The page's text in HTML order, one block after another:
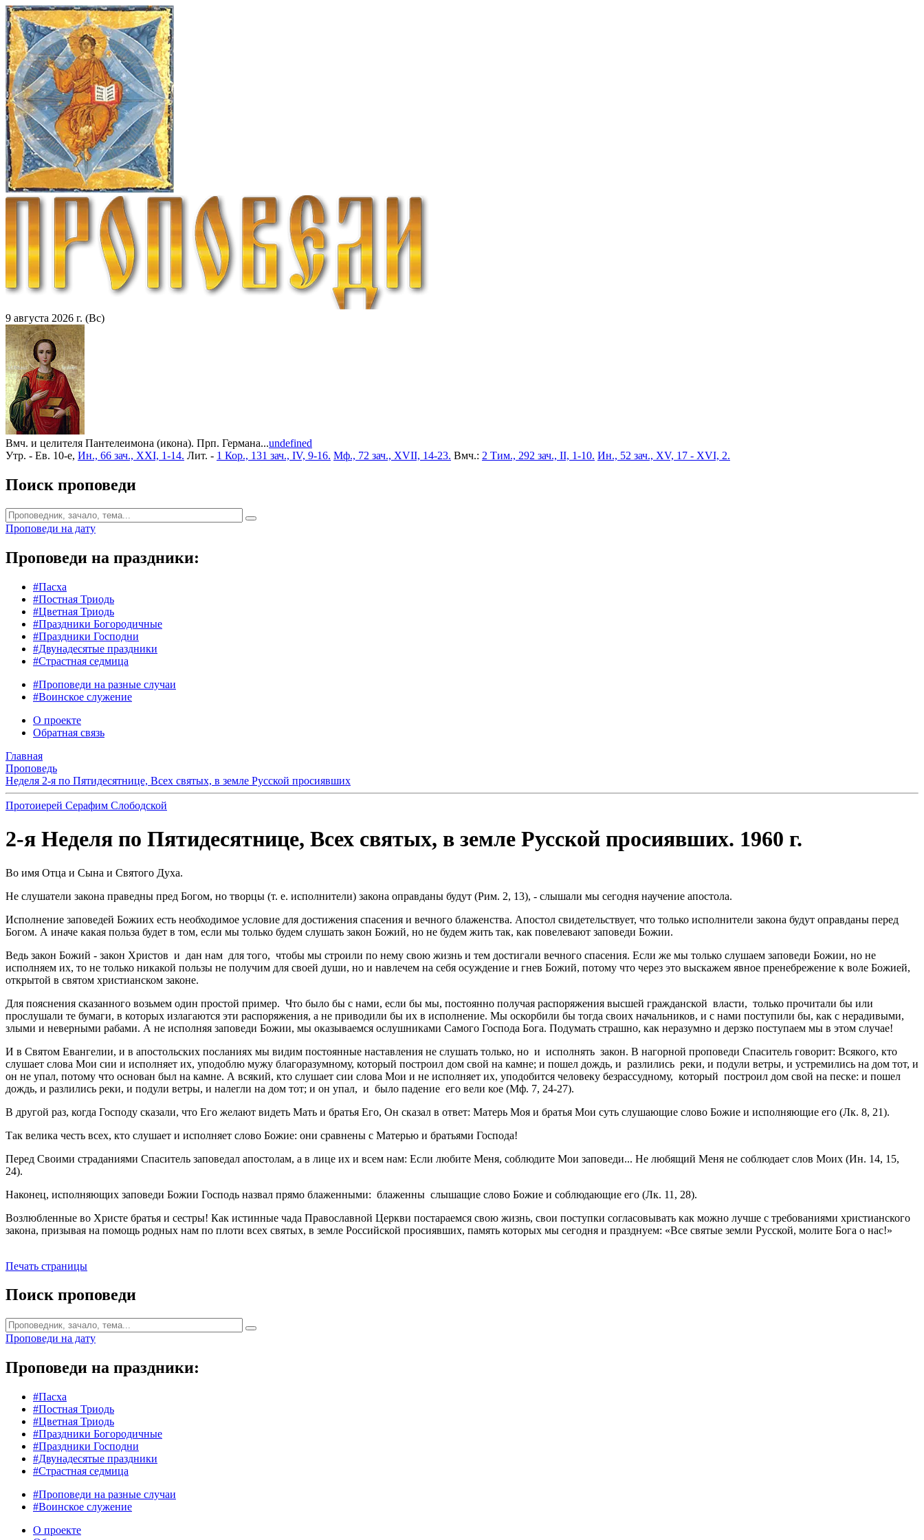
9 августа 2026 г. (Вс)
Вмч. и целителя Пантелеимона (икона). Прп. Германа...undefined
Утр. - Ев. 10-е, Ин., 66 зач., XXI, 1-14. Лит. - 1 Кор., 131 зач., IV, 9-16. Мф., 72 зач., XVII, 14-23. Вмч.: 2 Тим., 292 зач., II, 1-10. Ин., 52 зач., XV, 17 - XVI, 2.
Поиск проповеди
Проповеди на дату
Проповеди на праздники:
#Пасха
#Постная Триодь
#Цветная Триодь
#Праздники Богородичные
#Праздники Господни
#Двунадесятые праздники
#Страстная седмица
#Проповеди на разные случаи
#Воинское служение
О проекте
Обратная связь
Главная
Проповедь
Неделя 2-я по Пятидесятнице, Всех святых, в земле Русской просиявших
Протоиерей Серафим Слободской
2-я Неделя по Пятидесятнице, Всех святых, в земле Русской просиявших. 1960 г.
Во имя Отца и Сына и Святого Духа.
Не слушатели закона праведны пред Богом, но творцы (т. е. исполнители) закона оправданы будут (Рим. 2, 13), - слышали мы сегодня научение апостола.
Исполнение заповедей Божиих есть необходимое условие для достижения спасения и вечного блаженства. Апостол свидетельствует, что только исполнители закона будут оправданы перед
Богом. А иначе какая польза будет в том, если мы только будем слушать закон Божий, но не будем жить так, как повелевают заповеди Божии.
Ведь закон Божий - закон Христов и дан нам для того, чтобы мы строили по нему свою жизнь и тем достигали вечного спасения. Если же мы только слушаем заповеди Божии, но не
исполняем их, то не только никакой пользы не получим для своей души, но и навлечем на себя осуждение и гнев Божий, потому что через это выскажем явное пренебрежение к воле Божией,
открытой в святом христианском законе.
Для пояснения сказанного возьмем один простой пример. Что было бы с нами, если бы мы, постоянно получая распоряжения высшей гражданской власти, только прочитали бы или
прослушали те бумаги, в которых излагаются эти распоряжения, а не приводили бы их в исполнение. Мы оскорбили бы тогда своих начальников, и с нами поступили бы, как с нерадивыми,
злыми и неверными рабами. А не исполняя заповеди Божии, мы оказываемся ослушниками Самого Господа Бога. Подумать страшно, как неразумно и дерзко поступаем мы в этом случае!
И в Святом Евангелии, и в апостольских посланиях мы видим постоянные наставления не слушать только, но и исполнять закон. В нагорной проповеди Спаситель говорит: Всякого, кто
слушает слова Мои сии и исполняет их, уподоблю мужу благоразумному, который построил дом свой на камне; и пошел дождь, и разлились реки, и подули ветры, и устремились на дом тот, и
он не упал, потому что основан был на камне. А всякий, кто слушает сии слова Мои и не исполняет их, уподобится человеку безрассудному, который построил дом свой на песке: и пошел
дождь, и разлились реки, и подули ветры, и налегли на дом тот; и он упал, и было падение его вели­ кое (Мф. 7, 24-27).
В другой раз, когда Господу сказали, что Его желают видеть Мать и братья Его, Он сказал в ответ: Матерь Моя и братья Мои суть слушающие слово Божие и исполняющие его (Лк. 8, 21).
Так велика честь всех, кто слушает и исполняет слово Божие: они сравнены с Матерью и братьями Господа!
Перед Своими страданиями Спаситель заповедал апостолам, а в лице их и всем нам: Если любите Меня, соблюдите Мои заповеди... Не любящий Меня не соблюдает слов Моих (Ин. 14, 15,
24).
Наконец, исполняющих заповеди Божии Господь назвал прямо блаженными: блаженны слышащие слово Божие и соблюдающие его (Лк. 11, 28).
Возлюбленные во Христе братья и сестры! Как истинные чада Православной Церкви постараемся свою жизнь, свои поступки согласовывать как можно лучше с требованиями христианского
закона, призывая на помощь родных нам по плоти всех святых, в земле Российской просиявших, память которых мы сегодня и празднуем: «Все святые земли Русской, молите Бога о нас!»
Печать страницы
Поиск проповеди
Проповеди на дату
Проповеди на праздники:
#Пасха
#Постная Триодь
#Цветная Триодь
#Праздники Богородичные
#Праздники Господни
#Двунадесятые праздники
#Страстная седмица
#Проповеди на разные случаи
#Воинское служение
О проекте